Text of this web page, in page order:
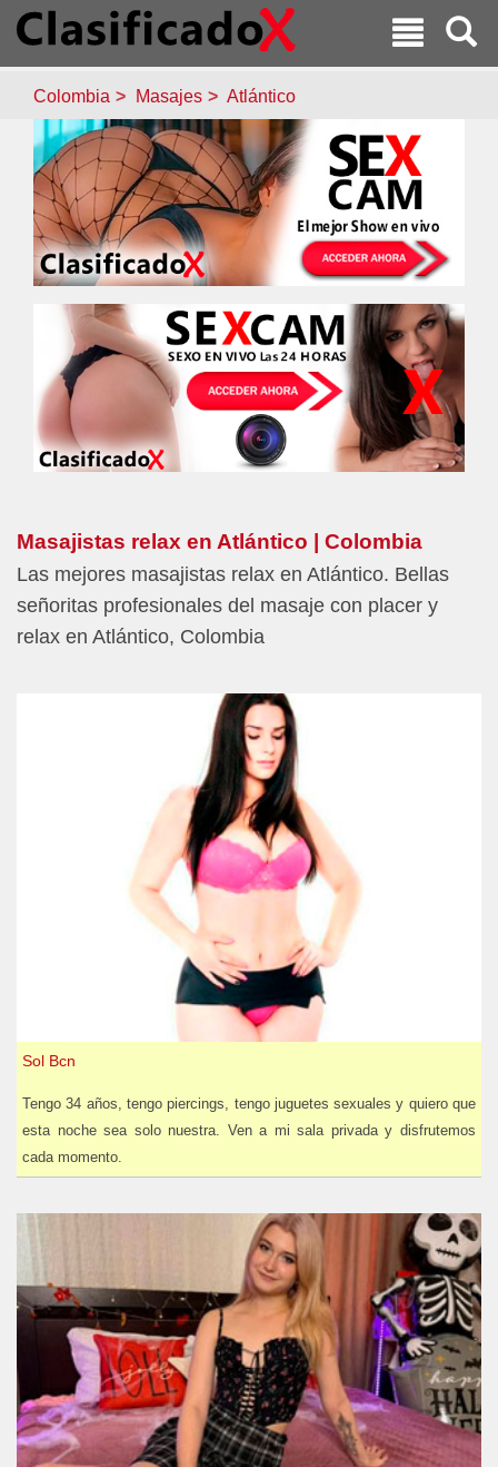
Colombia Masajes Atlántico
Masajistas relax en Atlántico | Colombia
Las mejores masajistas relax en Atlántico. Bellas
señoritas profesionales del masaje con placer y
relax en Atlántico, Colombia
Sol Bcn
Tengo 34 años, tengo piercings, tengo juguetes sexuales y quiero que
esta noche sea solo nuestra. Ven a mi sala privada y disfrutemos
cada momento.